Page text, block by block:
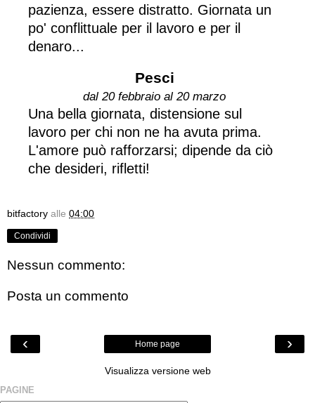
pazienza, essere distratto. Giornata un
po' conflittuale per il lavoro e per il
denaro...
Pesci
dal 20 febbraio al 20 marzo
Una bella giornata, distensione sul
lavoro per chi non ne ha avuta prima.
L'amore può rafforzarsi; dipende da ciò
che desideri, rifletti!
bitfactory alle 04:00
Condividi
Nessun commento:
Posta un commento
‹ ›
Home page
Visualizza versione web
PAGINE